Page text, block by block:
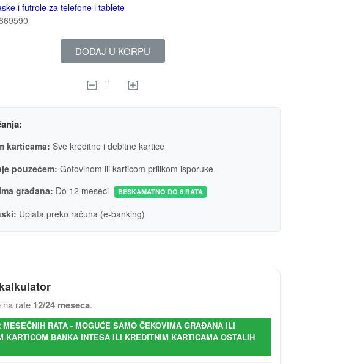
i futrole za telefone i tablete
DODAJ U KORPU
karticama: Sve kreditne i debitne kartice
pouzećem: Gotovinom ili karticom prilikom isporuke
građana: Do 12 meseci BESKAMATNO DO 6 RATA
Uplata preko računa (e-banking)
rate 12/24 meseca.
MESEČNIH RATA - MOGUĆE SAMO ČEKOVIMA GRAĐANA ILI
KARTICOM BANKA INTESA ILI KREDITNIM KARTICAMA OSTALIH